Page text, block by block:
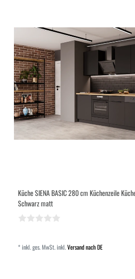
Küche SIENA BASIC 280 cm Küchenzeile
Schwarz matt
*inkl. ges. MwSt.inkl.Versand nach DE